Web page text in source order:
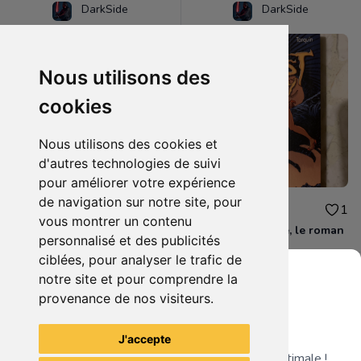
Nous utilisons des
cookies
Nous utilisons des cookies et
d'autres technologies de suivi
pour améliorer votre expérience
de navigation sur notre site, pour
vous montrer un contenu
personnalisé et des publicités
ciblées, pour analyser le trafic de
notre site et pour comprendre la
provenance de nos visiteurs.
J'accepte
DarkSide
3.00€ 1
Zombie therapy
DarkSide
2.00€ 1
Lanfeust de troye, le roman
Voir tous les articles du vendeur
Grenier du Geek